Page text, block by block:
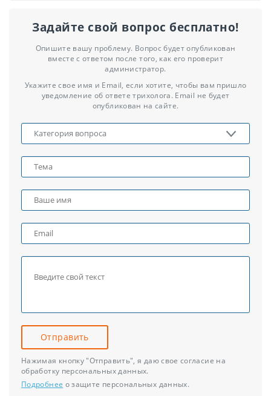
Задайте свой вопрос бесплатно!
Опишите вашу проблему. Вопрос будет опубликован
вместе с ответом после того, как его проверит
администратор.
Укажите свое имя и Email, если хотите, чтобы вам пришло
уведомление об ответе трихолога. Email не будет
опубликован на сайте.
Отправить
Нажимая кнопку "Отправить", я даю свое согласие на
обработку персональных данных.
Подробнее о защите персональных данных.